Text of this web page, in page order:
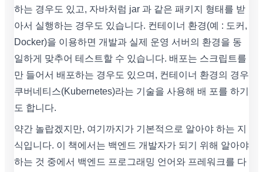
하는 경우도 있고, 자바처럼 jar 과 같은 패키지 형태를 받
아서 실행하는 경우도 있습니다. 컨테이너 환경(예 : 도커,
Docker)을 이용하면 개발과 실제 운영 서버의 환경을 동
일하게 맞추어 테스트할 수 있습니다. 배포는 스크립트를
만 들어서 배포하는 경우도 있으며, 컨테이너 환경의 경우
쿠버네티스(Kubernetes)라는 기술을 사용해 배 포를 하기
도 합니다.
약간 놀랍겠지만, 여기까지가 기본적으로 알아야 하는 지
식입니다. 이 책에서는 백엔드 개발자가 되기 위해 알아야
하는 것 중에서 백엔드 프로그래밍 언어와 프레워크를 다